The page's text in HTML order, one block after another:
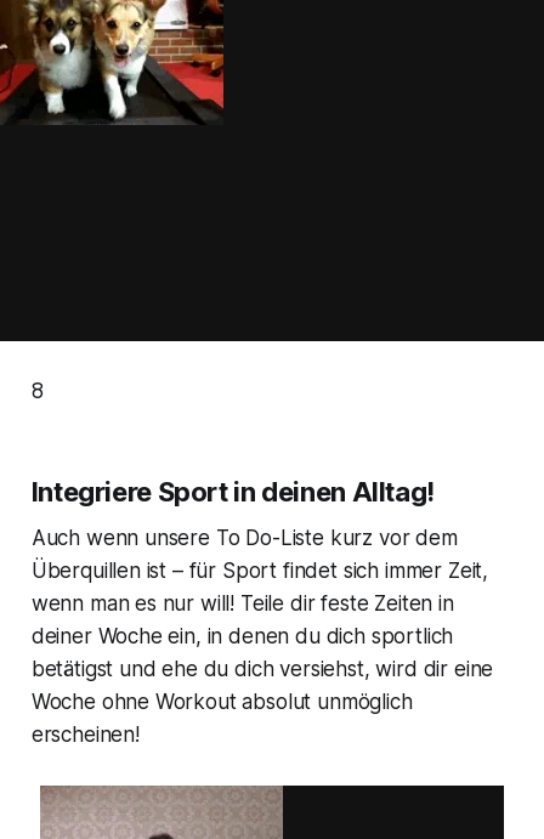
8
Integriere Sport in deinen Alltag!
Auch wenn unsere To Do-Liste kurz vor dem
Überquillen ist – für Sport findet sich immer Zeit,
wenn man es nur will! Teile dir feste Zeiten in
deiner Woche ein, in denen du dich sportlich
betätigst und ehe du dich versiehst, wird dir eine
Woche ohne Workout absolut unmöglich
erscheinen!